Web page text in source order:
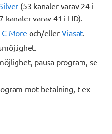
(53 kanaler varav 24 i
kanaler varav 41 i HD).
C More och/eller Viasat
pausa program, se
mot betalning, t ex